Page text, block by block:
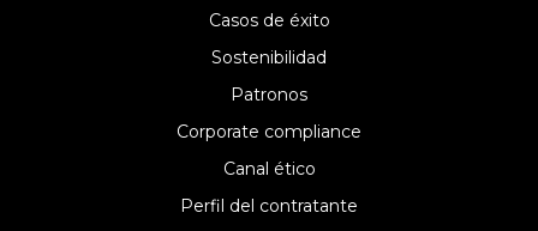
Casos de éxito
Sostenibilidad
Patronos
Corporate compliance
Canal ético
Perfil del contratante